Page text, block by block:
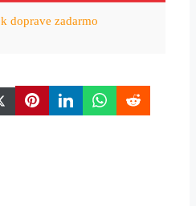
k doprave zadarmo